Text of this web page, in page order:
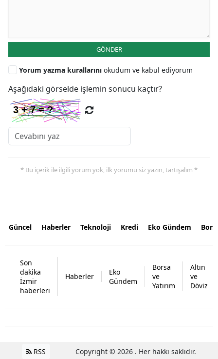
GÖNDER
Yorum yazma kurallarını okudum ve kabul ediyorum
Aşağıdaki görselde işlemin sonucu kaçtır?
* Bu içerik ile ilgili yorum yok, ilk yorumu siz yazın, tartışalım *
Güncel Haberler Teknoloji Kredi Eko Gündem
Son
dakika
İzmir
haberleri
Haberler
Eko
Gündem
Borsa
ve
Yatırım
Altın
ve
Döviz
RSS Copyright © 2026 . Her hakkı saklıdır.